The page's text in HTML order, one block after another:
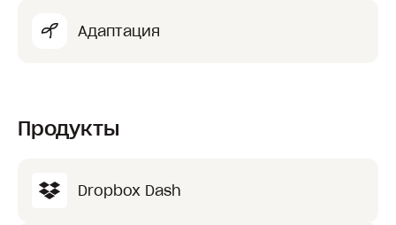
Адаптация
Продукты
Dropbox Dash